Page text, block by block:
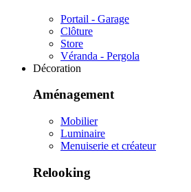
Portail - Garage
Clôture
Store
Véranda - Pergola
Décoration
Aménagement
Mobilier
Luminaire
Menuiserie et créateur
Relooking